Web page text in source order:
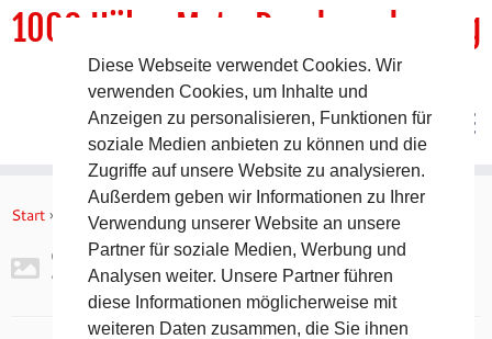
Inhalt
1000 HöhenMeterRundwanderweg
DER Rundwanderweg um Pommelsbrunn
Start » Gipfelbuch Ruine Lichtenstein » 2017-11-05 19.10.10
2017-11-05 19.10.10
Diese Webseite verwendet Cookies. Wir
verwenden Cookies, um Inhalte und
Anzeigen zu personalisieren, Funktionen für
soziale Medien anbieten zu können und die
Zugriffe auf unsere Website zu analysieren.
Außerdem geben wir Informationen zu Ihrer
Verwendung unserer Website an unsere
Partner für soziale Medien, Werbung und
Analysen weiter. Unsere Partner führen
diese Informationen möglicherweise mit
weiteren Daten zusammen, die Sie ihnen